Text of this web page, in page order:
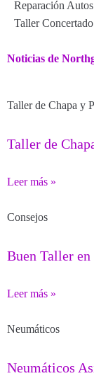
Reparación Autos
Taller
Noticias de
Taller de Chapa y
Taller de
Leer más »
Consejos
Buen Taller
Leer más »
Neumáticos
Neumáticos